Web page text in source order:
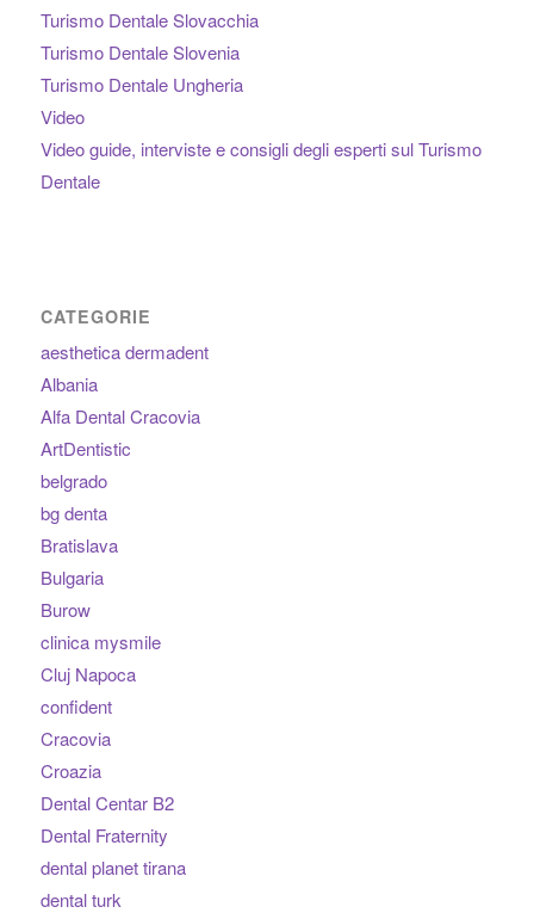
Turismo Dentale Slovacchia
Turismo Dentale Slovenia
Turismo Dentale Ungheria
Video
Video guide, interviste e consigli degli esperti sul Turismo
Dentale
CATEGORIE
aesthetica dermadent
Albania
Alfa Dental Cracovia
ArtDentistic
belgrado
bg denta
Bratislava
Bulgaria
Burow
clinica mysmile
Cluj Napoca
confident
Cracovia
Croazia
Dental Centar B2
Dental Fraternity
dental planet tirana
dental turk